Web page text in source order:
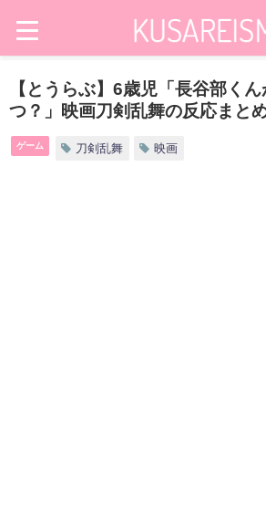
【とうらぶ】6歳児「長谷部く
つ？」映画刀剣乱舞の反応まと
ゲーム 刀剣乱舞 映画